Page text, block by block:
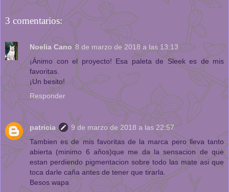
3 comentarios:
Noelia Cano 8 de marzo de 2018 a las 13:13
¡Ánimo con el proyecto! Esa paleta de Sleek es de mis
favoritas.
¡Un besito!
Responder
patricia
9 de marzo de 2018 a las 22:57
Tambien es de mis favoritas de la marca pero lleva tanto
abierta (minimo 6 años)que me da la sensacion de que
estan perdiendo pigmentacion sobre todo las mate asi que
toca darle caña antes de tener que tirarla.
Besos wapa